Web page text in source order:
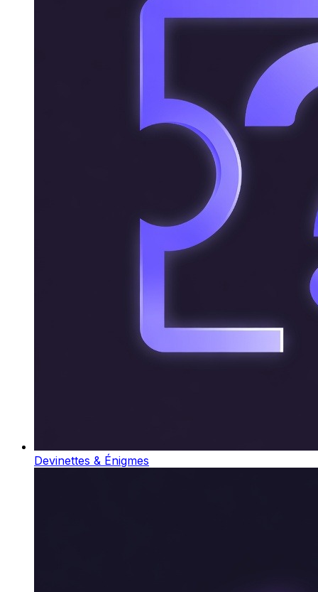
Devinettes & Énigmes